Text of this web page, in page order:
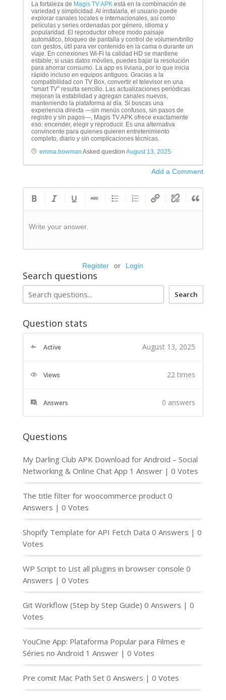
La fortaleza de Magis TV APKestá en la combinación de
variedad y simplicidad. Al instalarla, el usuario puede
explorar canales locales e internacionales, así como
películas y series ordenadas por género, idioma y
popularidad. El reproductor ofrece modo paisaje
automático, bloqueo de pantalla y control de volumen/brillo
con gestos, útil para ver contenido en la cama o durante un
viaje. En conexiones Wi-Fi la calidad HD se mantiene
estable; si usas datos móviles, puedes bajar la resolución
para ahorrar consumo. La app es liviana, por lo que inicia
rápido incluso en equipos antiguos. Gracias a la
compatibilidad con TV Box, convertir el televisor en una
“smart TV” resulta sencillo. Las actualizaciones periódicas
mejoran la estabilidad y agregan canales nuevos,
manteniendo la plataforma al día. Si buscas una
experiencia directa —sin menús confusos, sin pasos de
registro y sin pagos—, Magis TV APK ofrece exactamente
eso: encender, elegir y reproducir. Es una alternativa
convincente para quienes quieren entretenimiento
completo, diario y sin complicaciones técnicas.
emma.bowman Asked question August 13, 2025
Add a Comment
Write your answer.
Register or Login
Search questions
Search
Question stats
Active August 13, 2025
Views 22 times
Answers 0 answers
Questions
My Darling Club APK Download for Android – Social
Networking & Online Chat App 1 Answer | 0 Votes
The title filter for woocommerce product 0
Answers | 0 Votes
Shopify Template for API Fetch Data 0 Answers | 0
Votes
WP Script to List all plugins in browser console 0
Answers | 0 Votes
Git Workflow (Step by Step Guide) 0 Answers | 0
Votes
YouCine App: Plataforma Popular para Filmes e
Séries no Android 1 Answer | 0 Votes
Pre comit Mac Path Set 0 Answers | 0 Votes